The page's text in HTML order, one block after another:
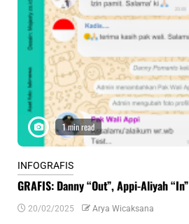
1 min read
INFOGRAFIS
GRAFIS: Danny “Out”, Appi-Aliyah “In”
20/02/2025 Arya Wicaksana